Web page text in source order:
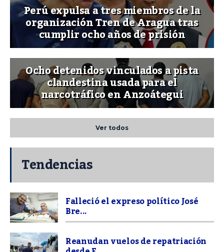
Perú expulsa a tres miembros de la
organización Tren de Aragua tras
cumplir ocho años de prisión
Ocho detenidos vinculados a pista
clandestina usada para el
narcotráfico en Anzoátegui
Ver todos
Tendencias
Falleció el expreso político José
Bre...
Reanudan vuelos de repatriación